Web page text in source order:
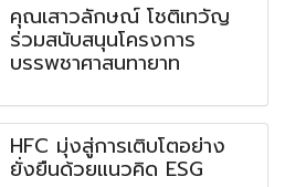
คุณเสาวลักษณ์ โชติเทวัญ
ร่วมสนับสนุนโครงการ
บรรพชาศาสนทายาท
HFC มุ่งสู่การเติบโตอย่าง
ยั่งยืนด้วยแนวคิด ESG